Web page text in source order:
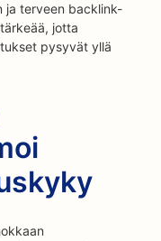
ja terveen backlink-
jotta
pysyvät yllä